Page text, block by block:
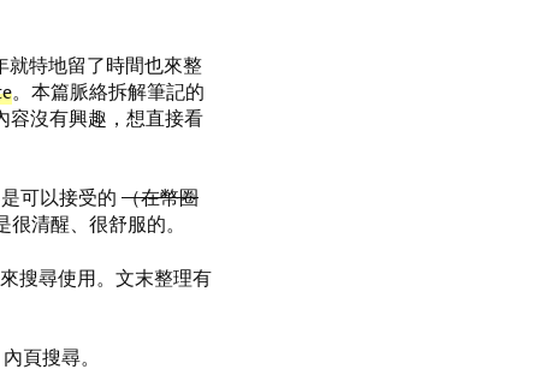
就特地留了時間也來整
。本篇脈絡拆解筆記的
容沒有興趣，想直接看
可以接受的 （在幣圈
清醒、很舒服的。
搜尋使用。文末整理有
頁搜尋。